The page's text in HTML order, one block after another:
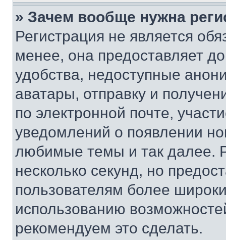
» Зачем вообще нужна
Регистрация не является
менее, она предоставляет
удобства, недоступные
аватары, отправку и
по электронной почте,
уведомлений о появлении
любимые темы и так далее.
несколько секунд, но
пользователям более
использованию
рекомендуем это сделать.